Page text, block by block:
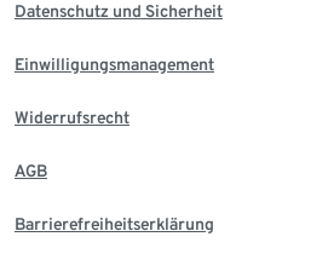
Datenschutz und Sicherheit
Einwilligungsmanagement
Widerrufsrecht
AGB
Barrierefreiheitserklärung